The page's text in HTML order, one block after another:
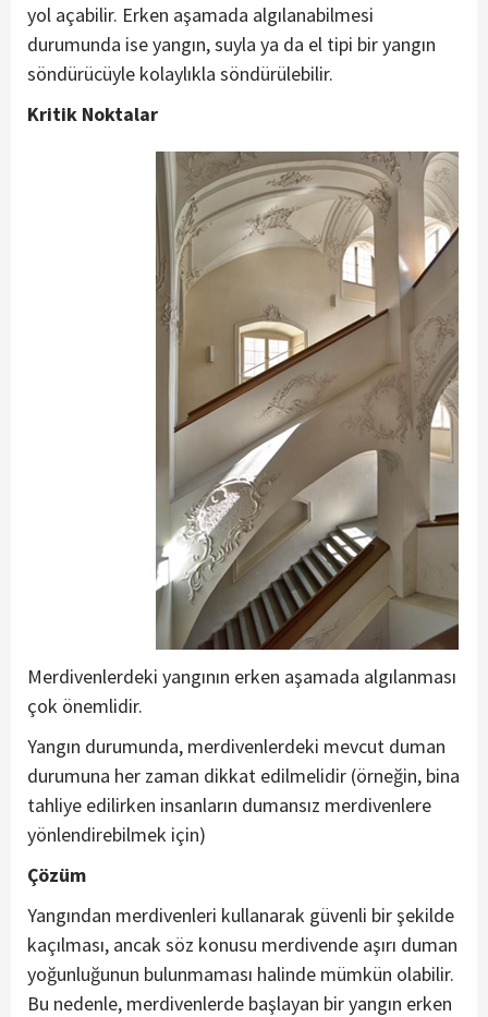
yol açabilir. Erken aşamada algılanabilmesi
durumunda ise yangın, suyla ya da el tipi bir yangın
söndürücüyle kolaylıkla söndürülebilir.
Kritik Noktalar
Merdivenlerdeki yangının erken aşamada algılanması
çok önemlidir.
Yangın durumunda, merdivenlerdeki mevcut duman
durumuna her zaman dikkat edilmelidir (örneğin, bina
tahliye edilirken insanların dumansız merdivenlere
yönlendirebilmek için)
Çözüm
Yangından merdivenleri kullanarak güvenli bir şekilde
kaçılması, ancak söz konusu merdivende aşırı duman
yoğunluğunun bulunmaması halinde mümkün olabilir.
Bu nedenle, merdivenlerde başlayan bir yangın erken